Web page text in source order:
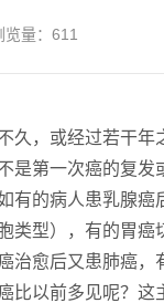
览量： 611
久，或经过若干年
是第一次癌的复发
有的病人患乳腺癌
类型），有的胃癌
治愈后又患肺癌，
比以前多见呢？这